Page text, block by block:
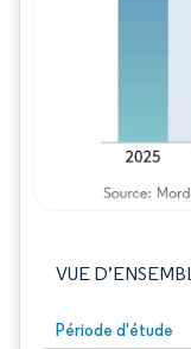
VUE
Période d'étude